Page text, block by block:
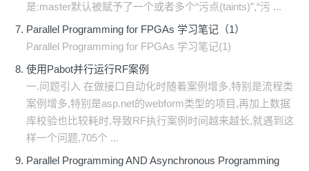
是:master默认被赋予了一个或者多个“污点(taints)”,“污 ...
Parallel Programming for FPGAs 学习笔记（1）
Parallel Programming for FPGAs 学习笔记(1)
使用Pabot并行运行RF案例
一.问题引入 在做接口自动化时随着案例增多,特别是流程类
案例增多,特别是asp.net的webform类型的项目,再加上数据
库校验也比较耗时,导致RF执行案例时间越来越长,就遇到这
样一个问题,705个 ...
Parallel Programming AND Asynchronous Programming